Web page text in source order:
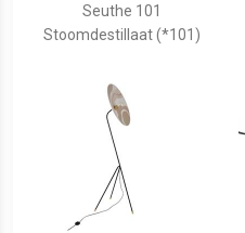
Seuthe 101
Stoomdestillaat (*101)